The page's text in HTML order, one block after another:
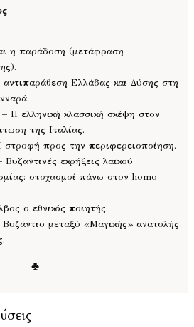
η παράδοση (μετάφραση
Ελλάδας και Δύσης στη
Η ελληνική κλασσική σκέψη στον
της Ιταλίας.
προς την περιφερειοποίηση.
εκρήξεις λαϊκού
στοχασμοί πάνω στον homo
ο εθνικός ποιητής.
μεταξύ «Μαγικής» ανατολής
♣